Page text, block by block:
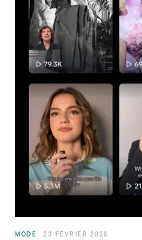
MODE 23 FÉVRIER 2026